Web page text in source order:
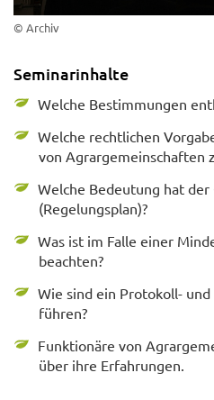
© Archiv
Seminarinhalte
Welche Bestimmungen
Welche rechtlichen
von Agrargemeinschaften
Welche Bedeutung hat der
(Regelungsplan)?
Was ist im Falle einer
beachten?
Wie sind ein Protokoll- und
führen?
Funktionäre von
über ihre Erfahrungen.